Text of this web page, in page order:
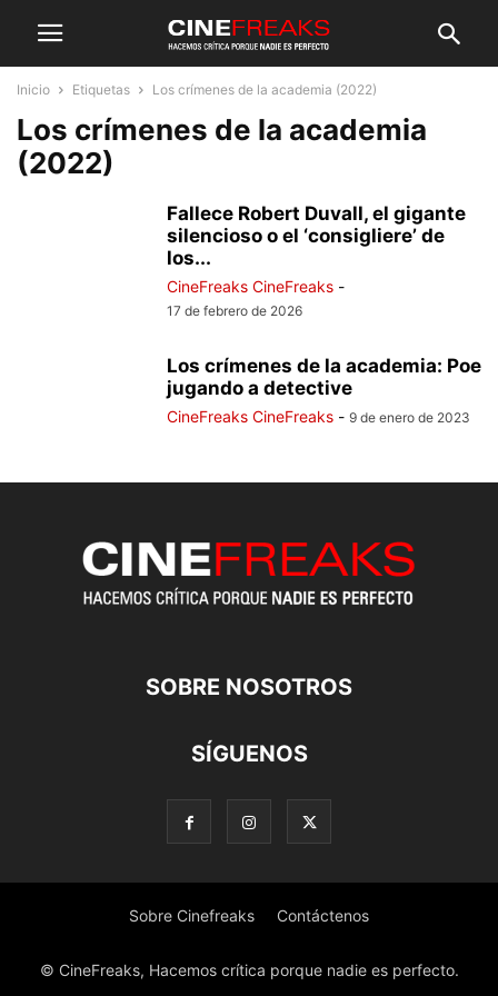
Inicio Etiquetas Los crímenes de la academia (2022)
Los crímenes de la academia
(2022)
Fallece Robert Duvall, el gigante
silencioso o el ‘consigliere’ de
los...
CineFreaks CineFreaks -
17 de febrero de 2026
Los crímenes de la academia: Poe
jugando a detective
CineFreaks CineFreaks - 9 de enero de 2023
SOBRE NOSOTROS
SÍGUENOS
Sobre Cinefreaks Contáctenos
© CineFreaks, Hacemos crítica porque nadie es perfecto.